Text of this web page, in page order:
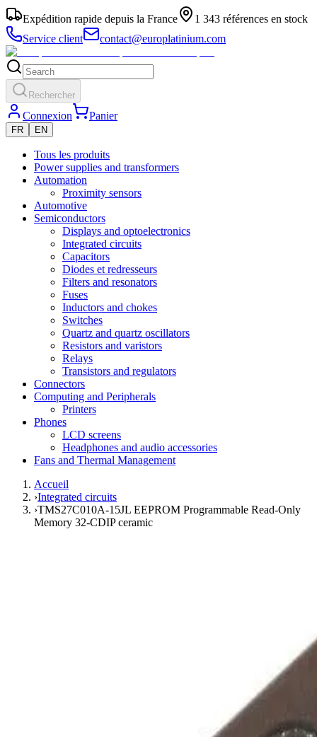
Expédition rapide depuis la France
1 343 références en stock
Service client
contact@europlatinium.com
Rechercher
Connexion Panier
FR EN
Tous les produits
Power supplies and transformers
Automation
Proximity sensors
Automotive
Semiconductors
Displays and optoelectronics
Integrated circuits
Capacitors
Diodes et redresseurs
Filters and resonators
Fuses
Inductors and chokes
Switches
Quartz and quartz oscillators
Resistors and varistors
Relays
Transistors and regulators
Connectors
Computing and Peripherals
Printers
Phones
LCD screens
Headphones and audio accessories
Fans and Thermal Management
Accueil
›Integrated circuits
›TMS27C010A-15JL EEPROM Programmable Read-Only
Memory 32-CDIP ceramic